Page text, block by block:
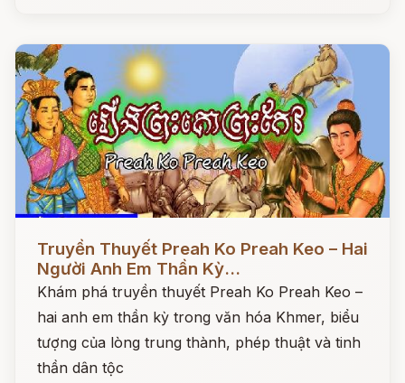
Đọc ngay
Truyền Thuyết Preah Ko Preah Keo – Hai
Người Anh Em Thần Kỳ...
Khám phá truyền thuyết Preah Ko Preah Keo –
hai anh em thần kỳ trong văn hóa Khmer, biểu
tượng của lòng trung thành, phép thuật và tinh
thần dân tộc